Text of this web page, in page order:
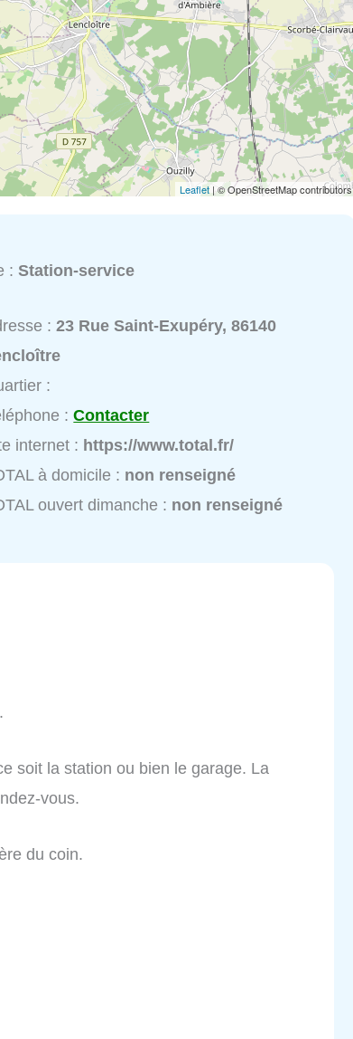
Leaflet | © OpenStreetMap contributors
:Station-service
:23 Rue Saint-Exupéry, 86140
:
:Contacter
internet : https://www.total.fr/
à domicile : non renseigné
ouvert dimanche : non renseigné
soit la station ou bien le garage. La
vous.
du coin.